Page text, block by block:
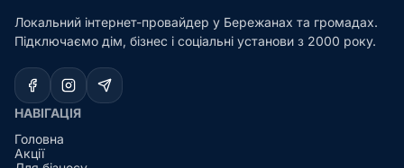
Локальний інтернет-провайдер у Бережанах та громадах.
Підключаємо дім, бізнес і соціальні установи з 2000 року.
НАВІГАЦІЯ
Головна
Акції